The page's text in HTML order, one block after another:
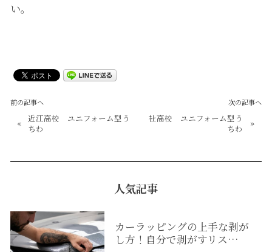
い。
前の記事へ
« 近江高校 ユニフォーム型う
ちわ
次の記事へ
社高校 ユニフォーム型う
ちわ
»
人気記事
カーラッピングの上手な剥が
し方！自分で剥がすリス…